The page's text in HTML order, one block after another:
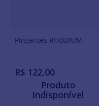
Pingentes RHODIUM
R$ 122,00
Produto
Indisponível